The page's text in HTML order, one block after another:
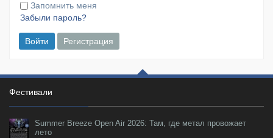
Запомнить меня
Забыли пароль?
Войти Регистрация
Фестивали
Summer Breeze Open Air 2026: Там, где метал провожает
лето